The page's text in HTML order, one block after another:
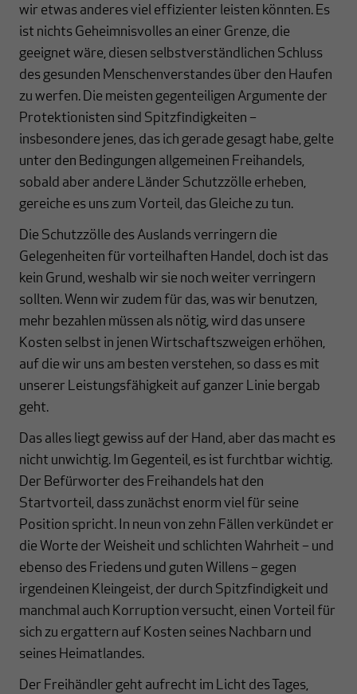
wir etwas anderes viel effizienter leisten könnten. Es
ist nichts Geheimnisvolles an einer Grenze, die
geeignet wäre, diesen selbstverständlichen Schluss
des gesunden Menschenverstandes über den Haufen
zu werfen. Die meisten gegenteiligen Argumente der
Protektionisten sind Spitzfindigkeiten –
insbesondere jenes, das ich gerade gesagt habe, gelte
unter den Bedingungen allgemeinen Freihandels,
sobald aber andere Länder Schutzzölle erheben,
gereiche es uns zum Vorteil, das Gleiche zu tun.
Die Schutzzölle des Auslands verringern die
Gelegenheiten für vorteilhaften Handel, doch ist das
kein Grund, weshalb wir sie noch weiter verringern
sollten. Wenn wir zudem für das, was wir benutzen,
mehr bezahlen müssen als nötig, wird das unsere
Kosten selbst in jenen Wirtschaftszweigen erhöhen,
auf die wir uns am besten verstehen, so dass es mit
unserer Leistungsfähigkeit auf ganzer Linie bergab
geht.
Das alles liegt gewiss auf der Hand, aber das macht es
nicht unwichtig. Im Gegenteil, es ist furchtbar wichtig.
Der Befürworter des Freihandels hat den
Startvorteil, dass zunächst enorm viel für seine
Position spricht. In neun von zehn Fällen verkündet er
die Worte der Weisheit und schlichten Wahrheit – und
ebenso des Friedens und guten Willens – gegen
irgendeinen Kleingeist, der durch Spitzfindigkeit und
manchmal auch Korruption versucht, einen Vorteil für
sich zu ergattern auf Kosten seines Nachbarn und
seines Heimatlandes.
Der Freihändler geht aufrecht im Licht des Tages,